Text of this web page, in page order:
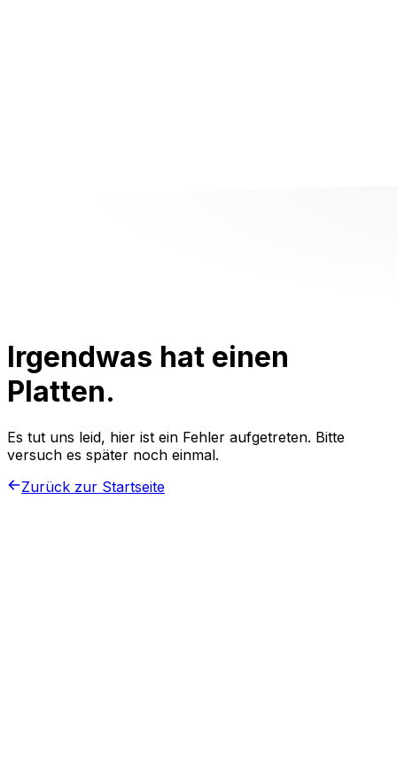
Irgendwas hat einen
Platten.
Es tut uns leid, hier ist ein Fehler aufgetreten. Bitte
versuch es später noch einmal.
Zurück zur Startseite